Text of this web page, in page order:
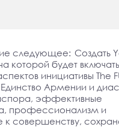
следующее: Создать
которой будет включать
инициативы The
Единство Армении и
эффективные
профессионализм и
к совершенству,